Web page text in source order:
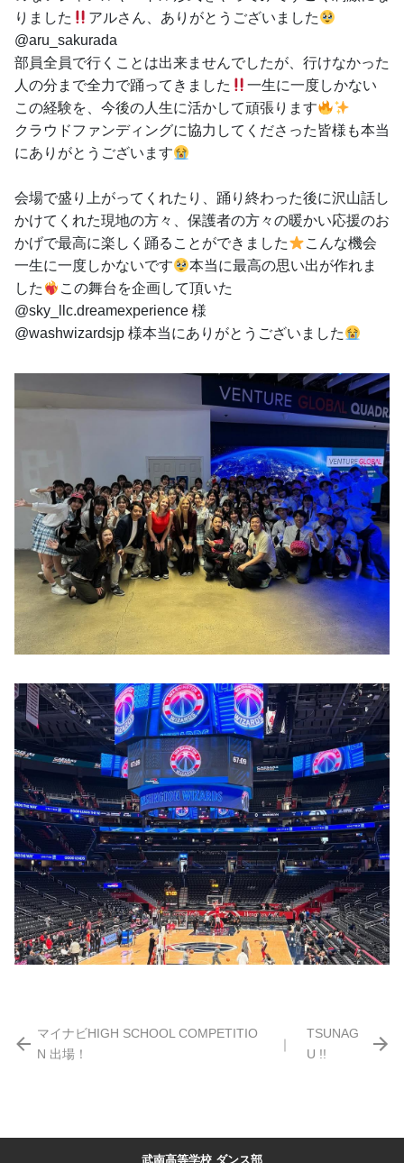
りました
アルさん、ありがとうございました
@aru_sakurada
部員全員で行くことは出来ませんでしたが、行けなかった
人の分まで全力で踊ってきました
一生に一度しかない
この経験を、今後の人生に活かして頑張ります
クラウドファンディングに協力してくださった皆様も本当
にありがとうございます
会場で盛り上がってくれたり、踊り終わった後に沢山話し
かけてくれた現地の方々、保護者の方々の暖かい応援のお
かげで最高に楽しく踊ることができました
こんな機会
一生に一度しかないです
本当に最高の思い出が作れま
した
この舞台を企画して頂いた
@sky_llc.dreamexperience 様
@washwizardsjp 様本当にありがとうございました
マイナビHIGH SCHOOL COMPETITIO
N 出場！
｜
TSUNAG
U !!
武南高等学校 ダンス部